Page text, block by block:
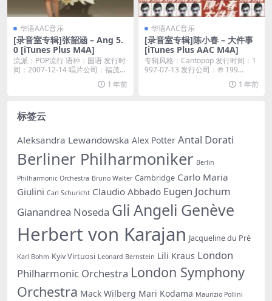
华语AAC音乐
[录音室专辑]张韶涵 – Ang 5.
0 [iTunes Plus M4A]
流派：POP流行 语种：国语 发行时
间：2007-12-14 唱片公司：福茂唱
1 年前
华语AAC音乐
[录音室专辑]陈小春 – 大件事
[iTunes Plus AAC M4A]
专辑风格：Cantopop 发行时间：1
997-07-13 发行公司：℗ 199...
1 年前
标签云
Aleksandra Lewandowska Alex Potter Antal Dorati
Berliner Philharmoniker Berlin
Philharmonic Orchestra Bruno Walter Cambridge Carlo Maria
Giulini Carl Schuricht Claudio Abbado Eugen Jochum
Gianandrea Noseda Gli Angeli Genève
Herbert von Karajan Jacqueline du Pré
Karl Bohm Kyiv Virtuosi Leonard Bernstein Lili Kraus London
Philharmonic Orchestra London Symphony
Orchestra Mack Wilberg Mari Kodama Maurizio Pollini